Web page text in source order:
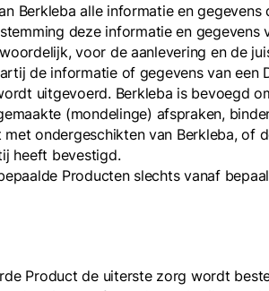
Berkleba alle informatie en
deze informatie en
voor de aanlevering en de
de informatie of gegevens van een
uitgevoerd. Berkleba is bevoegd
(mondelinge) afspraken,
ondergeschikten van Berkleba,
heeft bevestigd.
Producten slechts vanaf
Product de uiterste zorg wordt